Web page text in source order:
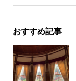
おすすめ記事